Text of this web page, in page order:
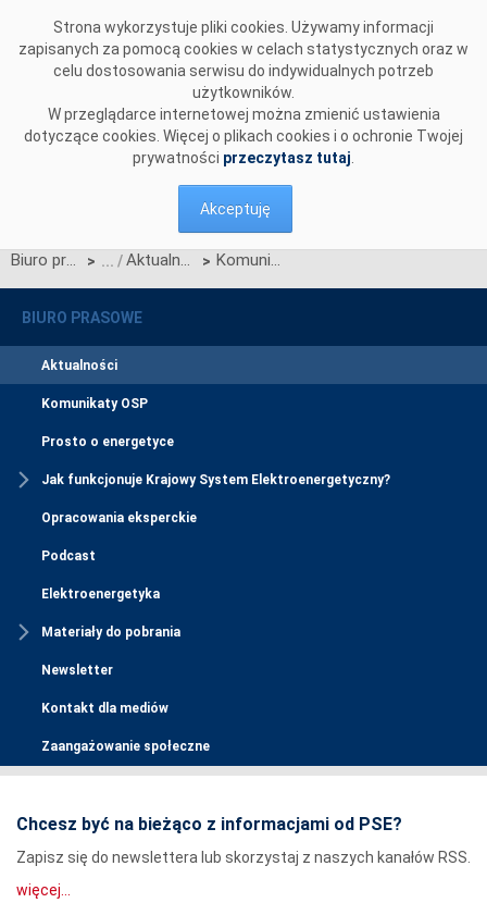
Strona wykorzystuje pliki cookies. Używamy informacji
zapisanych za pomocą cookies w celach statystycznych oraz w
celu dostosowania serwisu do indywidualnych potrzeb
użytkowników.
W przeglądarce internetowej można zmienić ustawienia
dotyczące cookies. Więcej o plikach cookies i o ochronie Twojej
prywatności przeczytasz tutaj
Akceptuję
Biuro prasowe > Aktualności > Komunikat OSP dotyczący Taryfy dla energii elektrycznej
BIURO PRASOWE
Aktualności
Komunikaty OSP
Prosto o energetyce
Jak funkcjonuje Krajowy System Elektroenergetyczny?
Opracowania eksperckie
Podcast
Elektroenergetyka
Materiały do pobrania
Newsletter
Kontakt dla mediów
Zaangażowanie społeczne
Chcesz być na bieżąco z informacjami od PSE?
Zapisz się do newslettera lub skorzystaj z naszych kanałów RSS.
więcej...